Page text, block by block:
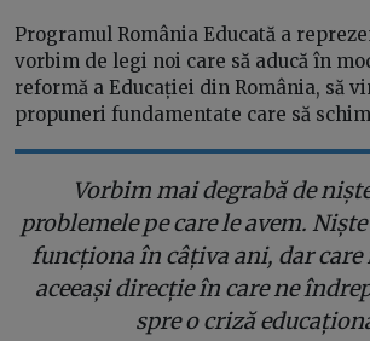
Programul România Educată a
vorbim de legi noi care să aducă în
reformă a Educației din România, să
propuneri fundamentate care să
Vorbim mai degrabă de
problemele pe care le avem.
funcționa în câțiva ani, dar care
aceeași direcție în care ne
spre o criză